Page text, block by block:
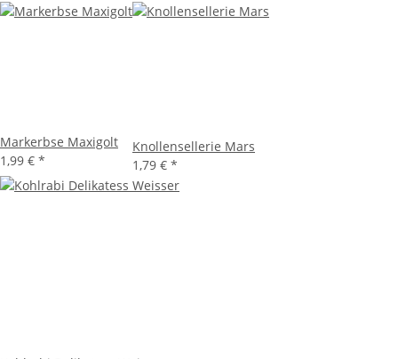
Markerbse Maxigolt
1,99 € *
Knollensellerie Mars
1,79 € *